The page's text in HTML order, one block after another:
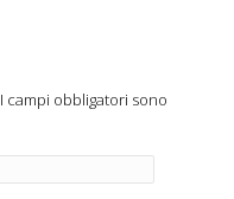
I campi obbligatori sono